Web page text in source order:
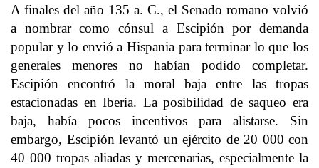
A finales del año 135 a. C., el Senado romano volvió
a nombrar como cónsul a Escipión por demanda
popular y lo envió a Hispania para terminar lo que los
generales menores no habían podido completar.
Escipión encontró la moral baja entre las tropas
estacionadas en Iberia. La posibilidad de saqueo era
baja, había pocos incentivos para alistarse. Sin
embargo, Escipión levantó un ejército de 20 000 con
40 000 tropas aliadas y mercenarias, especialmente la